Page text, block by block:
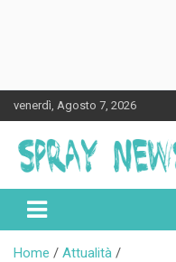
to
content
venerdì, Agosto 7, 2026
Spraynews.it
Home
Attualità